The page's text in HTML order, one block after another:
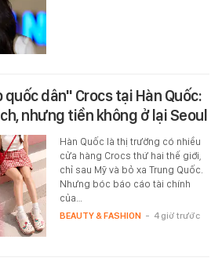
dân" Crocs tại Hàn Quốc:
nhưng tiền không ở lại Seoul
Hàn Quốc là thị trường có nhiều
cửa hàng Crocs thứ hai thế giới,
chỉ sau Mỹ và bỏ xa Trung Quốc.
Nhưng bóc báo cáo tài chính
của…
BEAUTY & FASHION - 4 giờ trước